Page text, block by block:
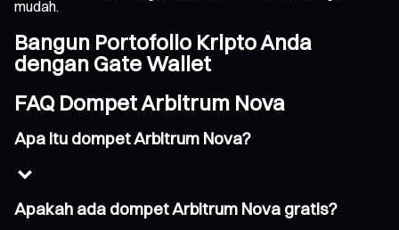
mudah.
Bangun Portofolio Kripto Anda
dengan Gate Wallet
FAQ Dompet Arbitrum Nova
Apa itu dompet Arbitrum Nova?
Apakah ada dompet Arbitrum Nova gratis?